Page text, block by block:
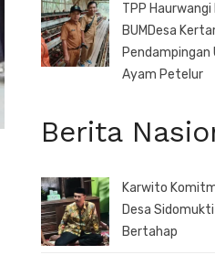
TPP
BUMDesa
Pendampingan
Ayam Petelur
Berita
Karwito
Desa
Bertahap